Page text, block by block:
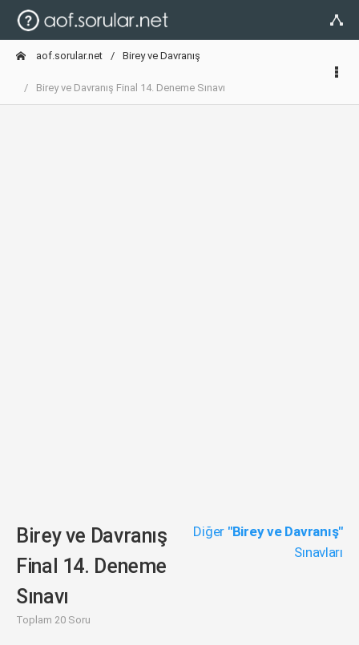
aof.sorular.net Birey ve Davranış
Birey ve Davranış Final 14. Deneme Sınavı
Birey ve Davranış
Final 14. Deneme
Sınavı
Toplam 20 Soru
Diğer "Birey ve Davranış"
Sınavları